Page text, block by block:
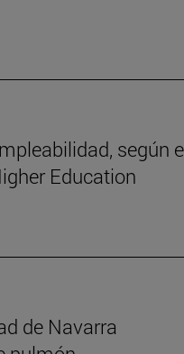
según
Education
de Navarra